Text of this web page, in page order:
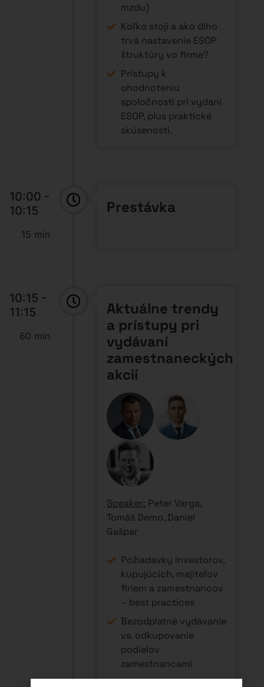
mzdu)
Koľko stojí a ako dlho
trvá nastavenie ESOP
štruktúry vo firme?
Prístupy k
ohodnoteniu
spoločnosti pri vydaní
ESOP, plus praktické
skúsenosti.
10:00 -
10:15
15 min
Prestávka
10:15 -
11:15
60 min
Aktuálne trendy
a prístupy pri
vydávaní
zamestnaneckých
akcií
Speaker: Peter Varga,
Tomáš Demo, Daniel
Gašpar
Požiadavky investorov,
kupujúcich, majiteľov
firiem a zamestnancov
– best practices
Bezodplatné vydávanie
vs. odkupovanie
podielov
zamestnancami
Vesting a KPI